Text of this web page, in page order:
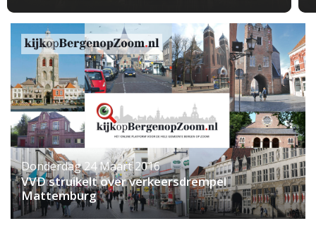
Donderdag 24 Maart 2016
VVD struikelt over verkeersdrempel
Mattemburg